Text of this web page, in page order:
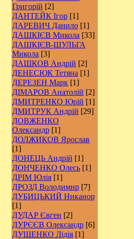
Григорій [2]
ДАНТЕЙК Ігор [1]
ДАРЕВИЧ Данило [1]
ДАШКІЄВ Микола [33]
ДАШКІЄВ-ШУЛЬГА
Микола [3]
ДАШКОВ Андрій [2]
ДЕНЕСЮК Тетяна [1]
ДЕРЕЗЕН Марк [1]
ДІМАРОВ Анатолій [2]
ДМИТРЕНКО Юрій [1]
ДМИТРУК Андрій [29]
ДОВЖЕНКО
Олександр [1]
ДОЛЖИКОВ Ярослав
[1]
ДОНЕЦЬ Андрій [1]
ДОНЧЕНКО Олесь [1]
ДРІМ Юлія [1]
ДРОЗД Володимир [7]
ДУБИЦЬКИЙ Никанор
[1]
ДУДАР Євген [2]
ДУРЄЄВ Олександр [6]
ДУШЕНКО Лідія [1]